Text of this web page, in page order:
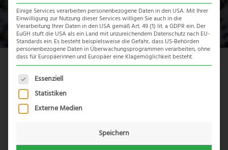
Einige Services verarbeiten personenbezogene Daten in den USA. Mit Ihrer
Einwilligung zur Nutzung dieser Services willigen Sie auch in die
Verarbeitung Ihrer Daten in den USA gemäß Art. 49 (1) lit. a GDPR ein. Der
EuGH stuft die USA als ein Land mit unzureichendem Datenschutz nach EU-
Standards ein. Es besteht beispielsweise die Gefahr, dass US-Behörden
personenbezogene Daten in Überwachungsprogrammen verarbeiten, ohne
dass für Europäerinnen und Europäer eine Klagemöglichkeit besteht.
Es folgt eine Liste der Service-Gruppen, für die eine
Essenziell
Statistiken
Externe Medien
Speichern